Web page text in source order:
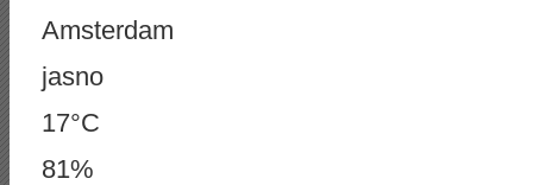
Amsterdam
jasno
17°C
81%